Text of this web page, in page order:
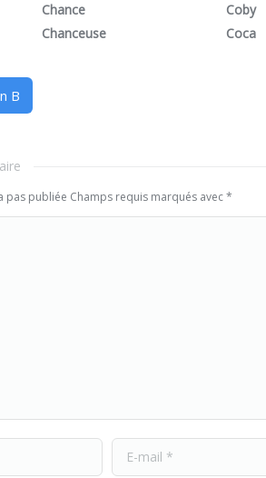
Chance
Chanceuse
Coby
Coca
B
pas publiée Champs requis marqués avec*
E-mail *